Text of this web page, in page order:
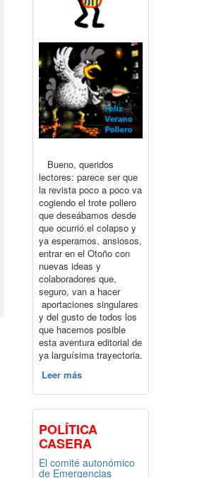
Bueno, queridos
lectores: parece ser que
la revista poco a poco va
cogiendo el trote pollero
que deseábamos desde
que ocurrió el colapso y
ya esperamos, ansiosos,
entrar en el Otoño con
nuevas ideas y
colaboradores que,
seguro, van a hacer
aportaciones singulares
y del gusto de todos los
que hacemos posible
esta aventura editorial de
ya larguísima trayectoria.
Leer más
POLÍTICA
CASERA
El comité autonómico
de Emergencias